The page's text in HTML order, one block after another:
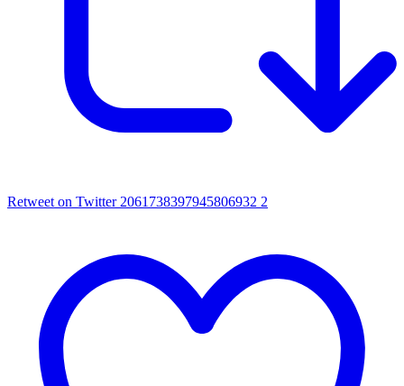
Retweet on Twitter 2061738397945806932 2